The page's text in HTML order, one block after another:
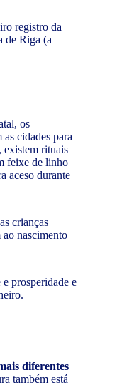
registro da
de Riga (a
os
cidades para
existem rituais
feixe de linho
aceso durante
crianças
ao nascimento
prosperidade e
diferentes
também está